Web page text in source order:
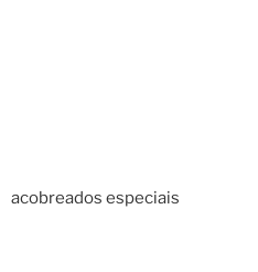
acobreados especiais